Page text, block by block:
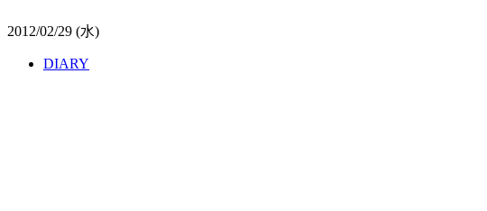
2012/02/29 (水)
DIARY